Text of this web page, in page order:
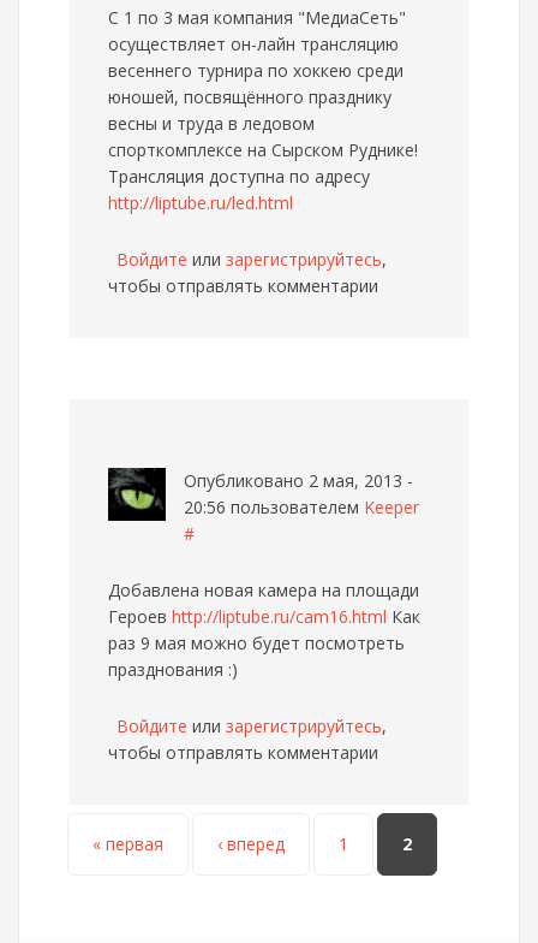
C 1 по 3 мая компания "МедиаСеть"
осуществляет он-лайн трансляцию
весеннего турнира по хоккею среди
юношей, посвящённого празднику
весны и труда в ледовом
спорткомплексе на Сырском Руднике!
Трансляция доступна по адресу
http://liptube.ru/led.html
Войдите или зарегистрируйтесь,
чтобы отправлять комментарии
Опубликовано 2 мая, 2013 -
20:56 пользователем Keeper
#
Добавлена новая камера на площади
Героев http://liptube.ru/cam16.html Как
раз 9 мая можно будет посмотреть
празднования :)
Войдите или зарегистрируйтесь,
чтобы отправлять комментарии
Страницы
« первая ‹ вперед 1 2